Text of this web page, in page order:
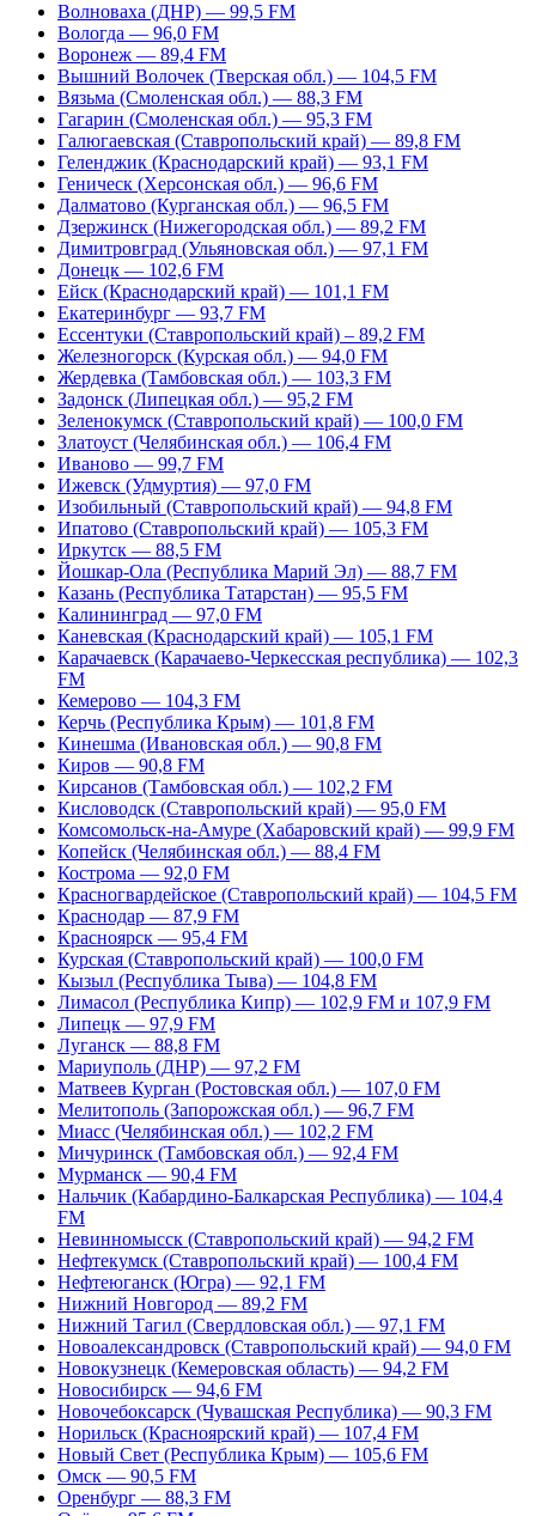
Волноваха (ДНР) — 99,5 FM
Вологда — 96,0 FM
Воронеж — 89,4 FM
Вышний Волочек (Тверская обл.) — 104,5 FM
Вязьма (Смоленская обл.) — 88,3 FM
Гагарин (Смоленская обл.) — 95,3 FM
Галюгаевская (Ставропольский край) — 89,8 FM
Геленджик (Краснодарский край) — 93,1 FM
Геническ (Херсонская обл.) — 96,6 FM
Далматово (Курганская обл.) — 96,5 FM
Дзержинск (Нижегородская обл.) — 89,2 FM
Димитровград (Ульяновская обл.) — 97,1 FM
Донецк — 102,6 FM
Ейск (Краснодарский край) — 101,1 FM
Екатеринбург — 93,7 FM
Ессентуки (Ставропольский край) – 89,2 FM
Железногорск (Курская обл.) — 94,0 FM
Жердевка (Тамбовская обл.) — 103,3 FM
Задонск (Липецкая обл.) — 95,2 FM
Зеленокумск (Ставропольский край) — 100,0 FM
Златоуст (Челябинская обл.) — 106,4 FM
Иваново — 99,7 FM
Ижевск (Удмуртия) — 97,0 FM
Изобильный (Ставропольский край) — 94,8 FM
Ипатово (Ставропольский край) — 105,3 FM
Иркутск — 88,5 FM
Йошкар-Ола (Республика Марий Эл) — 88,7 FM
Казань (Республика Татарстан) — 95,5 FM
Калининград — 97,0 FM
Каневская (Краснодарский край) — 105,1 FM
Карачаевск (Карачаево-Черкесская республика) — 102,3
FM
Кемерово — 104,3 FM
Керчь (Республика Крым) — 101,8 FM
Кинешма (Ивановская обл.) — 90,8 FM
Киров — 90,8 FM
Кирсанов (Тамбовская обл.) — 102,2 FM
Кисловодск (Ставропольский край) — 95,0 FM
Комсомольск-на-Амуре (Хабаровский край) — 99,9 FM
Копейск (Челябинская обл.) — 88,4 FM
Кострома — 92,0 FM
Красногвардейское (Ставропольский край) — 104,5 FM
Краснодар — 87,9 FM
Красноярск — 95,4 FM
Курская (Ставропольский край) — 100,0 FM
Кызыл (Республика Тыва) — 104,8 FM
Лимасол (Республика Кипр) — 102,9 FM и 107,9 FM
Липецк — 97,9 FM
Луганск — 88,8 FM
Мариуполь (ДНР) — 97,2 FM
Матвеев Курган (Ростовская обл.) — 107,0 FM
Мелитополь (Запорожская обл.) — 96,7 FM
Миасс (Челябинская обл.) — 102,2 FM
Мичуринск (Тамбовская обл.) — 92,4 FM
Мурманск — 90,4 FM
Нальчик (Кабардино-Балкарская Республика) — 104,4
FM
Невинномысск (Ставропольский край) — 94,2 FM
Нефтекумск (Ставропольский край) — 100,4 FM
Нефтеюганск (Югра) — 92,1 FM
Нижний Новгород — 89,2 FM
Нижний Тагил (Свердловская обл.) — 97,1 FM
Новоалександровск (Ставропольский край) — 94,0 FM
Новокузнецк (Кемеровская область) — 94,2 FM
Новосибирск — 94,6 FM
Новочебоксарск (Чувашская Республика) — 90,3 FM
Норильск (Красноярский край) — 107,4 FM
Новый Свет (Республика Крым) — 105,6 FM
Омск — 90,5 FM
Оренбург — 88,3 FM